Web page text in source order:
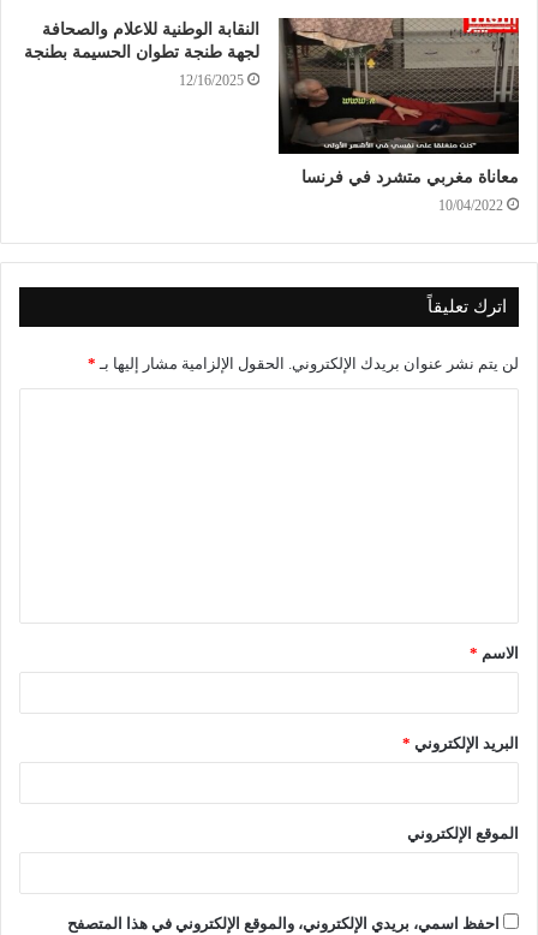
معاناة مغربي متشرد في فرنسا
10/04/2022
النقابة الوطنية للاعلام والصحافة
لجهة طنجة تطوان الحسيمة بطنجة
12/16/2025
اترك تعليقاً
لن يتم نشر عنوان بريدك الإلكتروني. الحقول الإلزامية مشار إليها بـ *
الاسم *
البريد الإلكتروني *
الموقع الإلكتروني
احفظ اسمي، بريدي الإلكتروني، والموقع الإلكتروني في هذا المتصفح